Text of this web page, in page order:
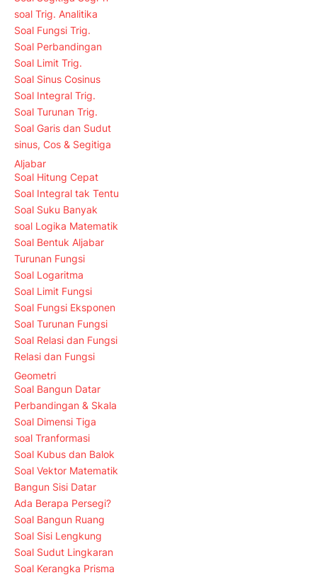
soal Trig. Analitika
Soal Fungsi Trig.
Soal Perbandingan
Soal Limit Trig.
Soal Sinus Cosinus
Soal Integral Trig.
Soal Turunan Trig.
Soal Garis dan Sudut
sinus, Cos & Segitiga
Aljabar
Soal Hitung Cepat
Soal Integral tak Tentu
Soal Suku Banyak
soal Logika Matematik
Soal Bentuk Aljabar
Turunan Fungsi
Soal Logaritma
Soal Limit Fungsi
Soal Fungsi Eksponen
Soal Turunan Fungsi
Soal Relasi dan Fungsi
Relasi dan Fungsi
Geometri
Soal Bangun Datar
Perbandingan & Skala
Soal Dimensi Tiga
soal Tranformasi
Soal Kubus dan Balok
Soal Vektor Matematik
Bangun Sisi Datar
Ada Berapa Persegi?
Soal Bangun Ruang
Soal Sisi Lengkung
Soal Sudut Lingkaran
Soal Kerangka Prisma